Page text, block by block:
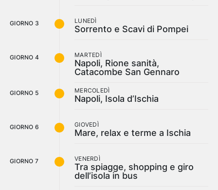
GIORNO 3 LUNEDÌ
Sorrento e Scavi di Pompei
GIORNO 4 MARTEDÌ
Napoli, Rione sanità,
Catacombe San Gennaro
GIORNO 5 MERCOLEDÌ
Napoli, Isola d’Ischia
GIORNO 6 GIOVEDÌ
Mare, relax e terme a Ischia
GIORNO 7 VENERDÌ
Tra spiagge, shopping e giro
dell’isola in bus